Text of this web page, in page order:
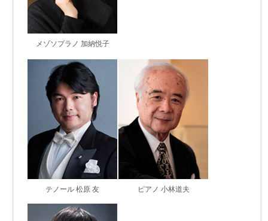
メゾソプラノ 加納悦子
テノール 松原 友 ピアノ 小林道夫